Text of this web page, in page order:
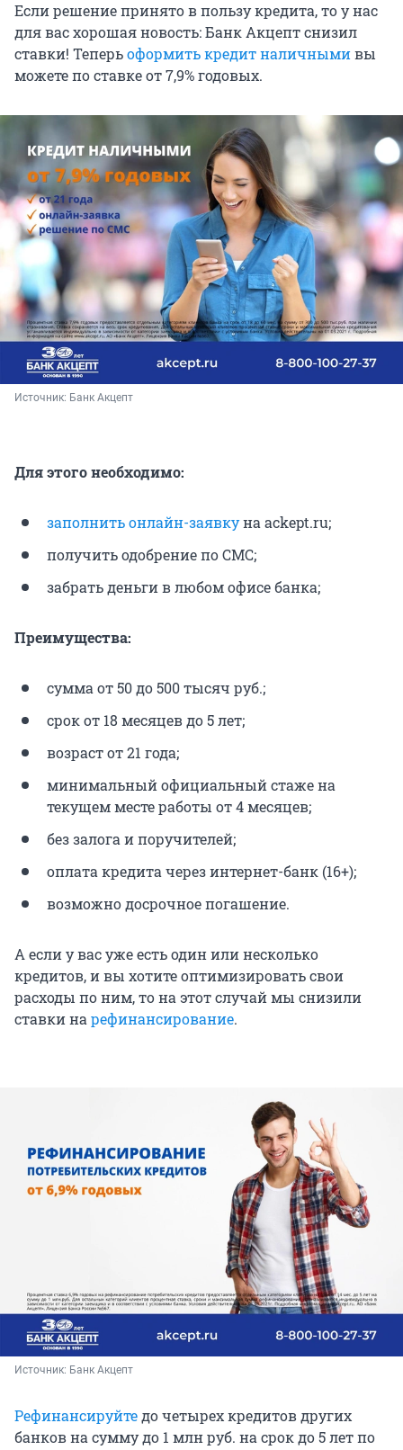
Если решение принято в пользу кредита, то у нас
для вас хорошая новость: Банк Акцепт снизил
ставки! Теперьоформить кредит наличнымивы
можете по ставке от 7,9% годовых.
Источник: Банк Акцепт
Для этого необходимо:
заполнить онлайн-заявкуна ackept.ru;
получить одобрение по СМС;
забрать деньги в любом офисе банка;
Преимущества:
сумма от 50 до 500 тысяч руб.;
срок от 18 месяцев до 5 лет;
возраст от 21 года;
минимальный официальный стаже на
текущем месте работы от 4 месяцев;
без залога и поручителей;
оплата кредита через интернет-банк (16+);
возможно досрочное погашение.
А если у вас уже есть один или несколько
кредитов, и вы хотите оптимизировать свои
расходы по ним, то на этот случай мы снизили
ставки нарефинансирование.
Источник: Банк Акцепт
Рефинансируйтедо четырех кредитов других
банков на сумму до 1 млн руб. на срок до 5 лет по